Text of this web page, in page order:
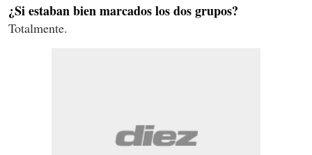
¿Si estaban bien marcados los dos grupos?
Totalmente.